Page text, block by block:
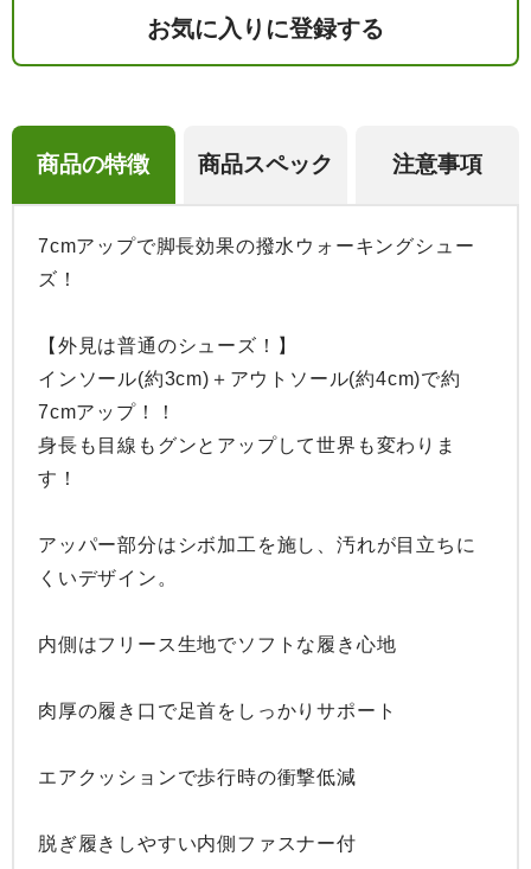
お気に入りに登録する
商品の特徴 商品スペック 注意事項
7cmアップで脚長効果の撥水ウォーキングシュー
ズ！
【外見は普通のシューズ！】
インソール(約3cm)＋アウトソール(約4cm)で約
7cmアップ！！
身長も目線もグンとアップして世界も変わりま
す！
アッパー部分はシボ加工を施し、汚れが目立ちに
くいデザイン。
内側はフリース生地でソフトな履き心地
肉厚の履き口で足首をしっかりサポート
エアクッションで歩行時の衝撃低減
脱ぎ履きしやすい内側ファスナー付